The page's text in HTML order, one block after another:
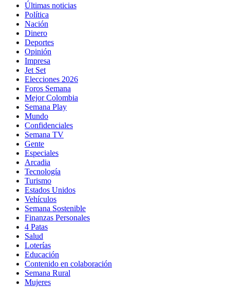
Últimas noticias
Política
Nación
Dinero
Deportes
Opinión
Impresa
Jet Set
Elecciones 2026
Foros Semana
Mejor Colombia
Semana Play
Mundo
Confidenciales
Semana TV
Gente
Especiales
Arcadia
Tecnología
Turismo
Estados Unidos
Vehículos
Semana Sostenible
Finanzas Personales
4 Patas
Salud
Loterías
Educación
Contenido en colaboración
Semana Rural
Mujeres